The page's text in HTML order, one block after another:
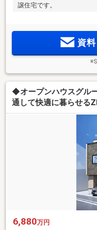
譲住宅です。
資
◆オープンハウスグル
通して快適に暮らせる
6,880万円